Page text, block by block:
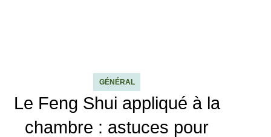
GÉNÉRAL
Le Feng Shui appliqué à la
chambre : astuces pour